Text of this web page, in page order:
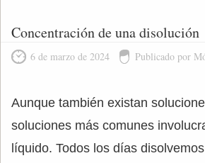
Concentración de una disolución
6 de marzo de 2024 Publicado por
Aunque también existan
soluciones más comunes
líquido. Todos los días